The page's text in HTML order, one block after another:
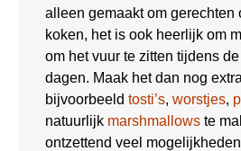
alleen gemaakt om gerechten
koken, het is ook heerlijk om
om het vuur te zitten tijdens
dagen. Maak het dan nog
bijvoorbeeld tosti’s, worstjes,
natuurlijk marshmallows te
ontzettend veel